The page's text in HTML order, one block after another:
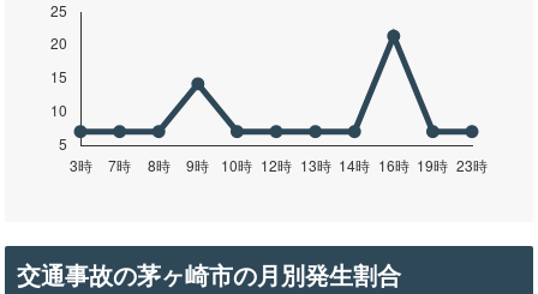
交通事故の茅ヶ崎市の月別発生割合